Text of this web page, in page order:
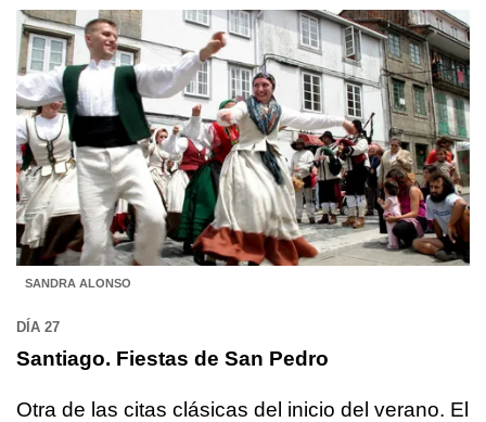
SANDRA ALONSO
DÍA 27
Santiago. Fiestas de San Pedro
Otra de las citas clásicas del inicio del verano. El